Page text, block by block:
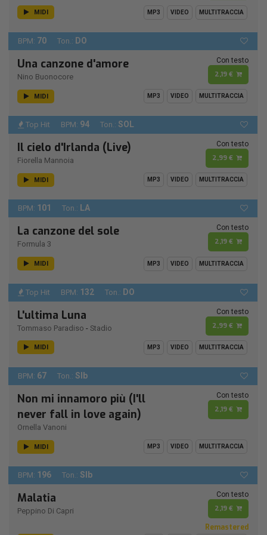
MIDI MP3 VIDEO MULTITRACCIA
BPM: 70 Ton.: DO
Una canzone d'amore
Nino Buonocore
Con testo
2,19 €
MIDI MP3 VIDEO MULTITRACCIA
Top Hit BPM: 94 Ton.: SOL
Il cielo d'Irlanda (Live)
Fiorella Mannoia
Con testo
2,99 €
MIDI MP3 VIDEO MULTITRACCIA
BPM: 101 Ton.: LA
La canzone del sole
Formula 3
Con testo
2,19 €
MIDI MP3 VIDEO MULTITRACCIA
Top Hit BPM: 132 Ton.: DO
L'ultima Luna
Tommaso Paradiso - Stadio
Con testo
2,99 €
MIDI MP3 VIDEO MULTITRACCIA
BPM: 67 Ton.: SIb
Non mi innamoro più (I'll
never fall in love again)
Ornella Vanoni
Con testo
2,19 €
MIDI MP3 VIDEO MULTITRACCIA
BPM: 196 Ton.: SIb
Malatia
Peppino Di Capri
Con testo
2,19 €
Remastered